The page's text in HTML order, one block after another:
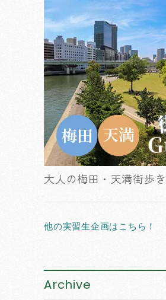
大人の梅田・天満街歩
他の実習生企画はこちら！
Archive